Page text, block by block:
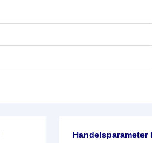
Handelsparameter